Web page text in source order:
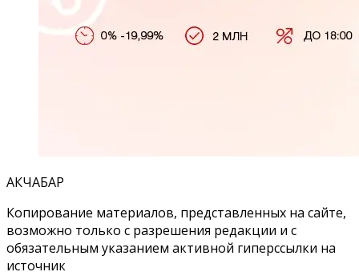
АКЧАБАР
Копирование материалов, представленных на сайте,
возможно только с разрешения редакции и с
обязательным указанием активной гиперссылки на
источник